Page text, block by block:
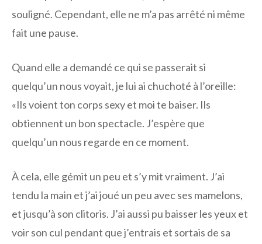
souligné. Cependant, elle ne m’a pas arrêté ni même
fait une pause.
Quand elle a demandé ce qui se passerait si
quelqu’un nous voyait, je lui ai chuchoté à l’oreille:
«Ils voient ton corps sexy et moi te baiser. Ils
obtiennent un bon spectacle. J’espère que
quelqu’un nous regarde en ce moment.
À cela, elle gémit un peu et s’y mit vraiment. J’ai
tendu la main et j’ai joué un peu avec ses mamelons,
et jusqu’à son clitoris. J’ai aussi pu baisser les yeux et
voir son cul pendant que j’entrais et sortais de sa